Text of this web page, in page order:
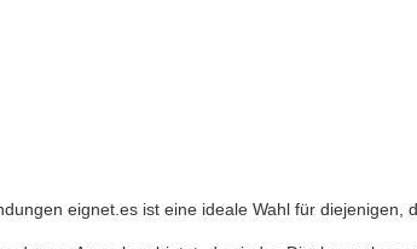
eignet.es ist eine ideale Wahl für diejenigen,